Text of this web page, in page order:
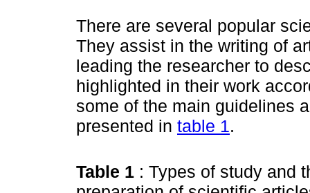
There are several popular
They assist in the writing of
leading the researcher to
highlighted in their work
some of the main guidelines
presented in table 1.
Table 1 : Types of study and